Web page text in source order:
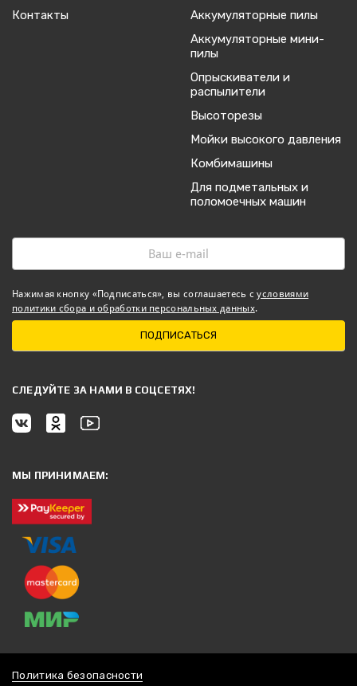
Контакты
Аккумуляторные пилы
Аккумуляторные мини-
пилы
Опрыскиватели и
распылители
Высоторезы
Мойки высокого давления
Комбимашины
Для подметальных и
поломоечных машин
Нажимая кнопку «Подписаться», вы соглашаетесь сусловиями
политики сбора и обработки персональных данных.
ПОДПИСАТЬСЯ
CЛЕДУЙТЕ ЗА НАМИ В СОЦСЕТЯХ!
МЫ ПРИНИМАЕМ:
Политика безопасности